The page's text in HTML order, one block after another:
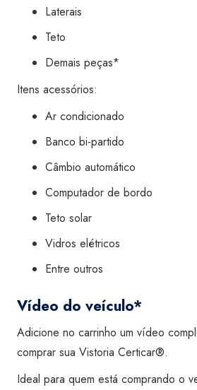
Laterais
Teto
Demais peças*
Itens acessórios:
Ar condicionado
Banco bi-partido
Câmbio automático
Computador de bordo
Teto solar
Vidros elétricos
Entre outros
Vídeo do veículo*
Adicione no carrinho um vídeo
comprar sua Vistoria Certicar®.
Ideal para quem está comprando o